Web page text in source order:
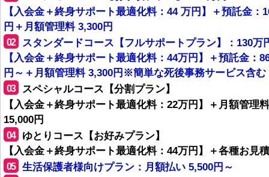
【入会金＋終身サポート最適化料：44 万円】＋預託金：
円＋月額管理料 3,300円
02
スタンダードコース【フルサポートプラン】：130万
【入会金＋終身サポート最適化料：44万円】＋預託金：
円～＋月額管理料 3,300円※簡単な死後事務サービス含む
03
スペシャルコース【分割プラン】
【入会金＋終身サポート最適化料：22万円】＋月額管理料
15,000円
04
ゆとりコース【お好みプラン】
【入会金＋終身サポート最適化料：44万円】＋各種お見
05 生活保護者様向けプラン：月額払い 5,500円～